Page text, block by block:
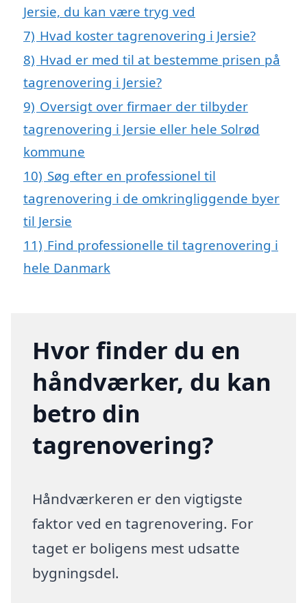
Jersie, du kan være tryg ved
7) Hvad koster tagrenovering i Jersie?
8) Hvad er med til at bestemme prisen på
tagrenovering i Jersie?
9) Oversigt over firmaer der tilbyder
tagrenovering i Jersie eller hele Solrød
kommune
10) Søg efter en professionel til
tagrenovering i de omkringliggende byer
til Jersie
11) Find professionelle til tagrenovering i
hele Danmark
Hvor finder du en
håndværker, du kan
betro din
tagrenovering?
Håndværkeren er den vigtigste
faktor ved en tagrenovering. For
taget er boligens mest udsatte
bygningsdel.